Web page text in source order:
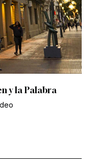
y la Palabra